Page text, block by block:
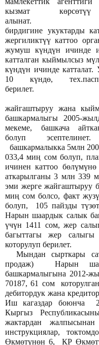
кызмат
алынат.
бирдигине укуктарды
жергиликтүү каттоо
жумуш күндүн ичинде
катталган кыймылсыз
күндүн ичинде катталат.
10 күндө,
Нарын
жайгаштыруу жана
башкармалыгы 2005-
мекеме, башкача
болуп
башкармалыкка 5млн
033,4 миң сом болуп,
ичинен каттоо
аткарылганы 3 млн 339
эми жерге жайгаштыруу
миң сом болсо, факт
болуп, 105 пайзды
Нарын шаардык салык
үчүн 1411 сом, жер
багыттагы жер
которулуп берилет.
Мындан сырткары
продаж) Нарын
башкармалыгына 2012-
70187, 61 сом
дебитордук жана
Иш кагаздар боюнча
Кыргыз
жактардан
инструкциялар,
Өкмөтүнөн 6, КР